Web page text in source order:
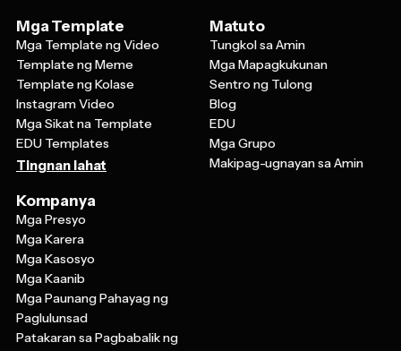
Mga Template ng Video
Template ng Meme
Template ng Kolase
Instagram Video
Mga Sikat na Template
EDU Templates
Tingnan lahat
Tungkol sa Amin
Mga Mapagkukunan
Sentro ng Tulong
Blog
EDU
Mga Grupo
Makipag-ugnayan sa Amin
Mga Presyo
Mga Karera
Mga Kasosyo
Mga Kaanib
Mga Paunang Pahayag ng
Paglulunsad
Patakaran sa Pagbabalik ng
Pera